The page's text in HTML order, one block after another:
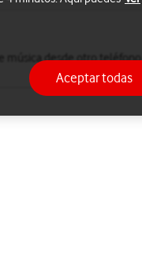
música desde otro teléfono
Aceptar todas